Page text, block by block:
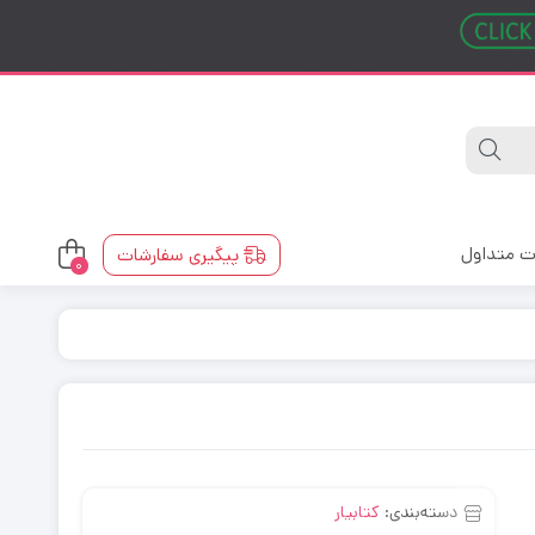
متداول پیگیری سفارشات 0
دسته‌بندی: کتابیار